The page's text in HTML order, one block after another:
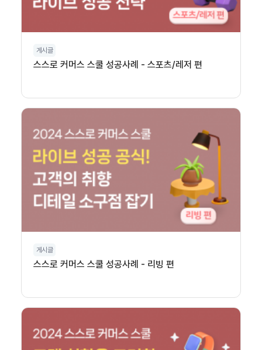
게시글
스스로 커머스 스쿨 성공사례 - 스포츠/레저 편
게시글
스스로 커머스 스쿨 성공사례 - 리빙 편